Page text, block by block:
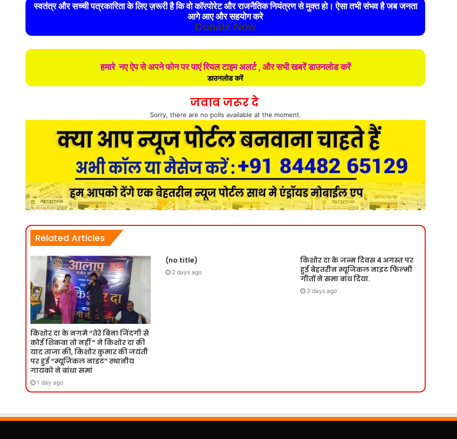
स्वतंत्र और सच्ची पत्रकारिता के लिए ज़रूरी है कि वो कॉरपोरेट और राजनैतिक नियंत्रण से मुक्त हो। ऐसा तभी संभव है जब जनता
आगे आए और सहयोग करे
Donate Now
हमारे नए ऐप से अपने फोन पर पाएं रियल टाइम अलर्ट , और सभी खबरें डाउनलोड करें
डाउनलोड करें
जवाब जरूर दे
Sorry, there are no polls available at the moment.
Related Articles
किशोर दा के नगमे “तेरे बिना जिंदगी से
कोई शिकवा तो नहीं ” ने किशोर दा की
याद ताजा की, किशोर कुमार की जयंती
पर हुई “म्यूजिकल नाइट” स्थानीय
गायको ने बांधा समां
1 day ago
(no title)
2 days ago
किशोर दा के जन्म दिवस 4 अगस्त पर
हुई बेहतरीन म्यूजिकल नाइट फिल्मी
गीतों ने समा बांध दिया.
3 days ago